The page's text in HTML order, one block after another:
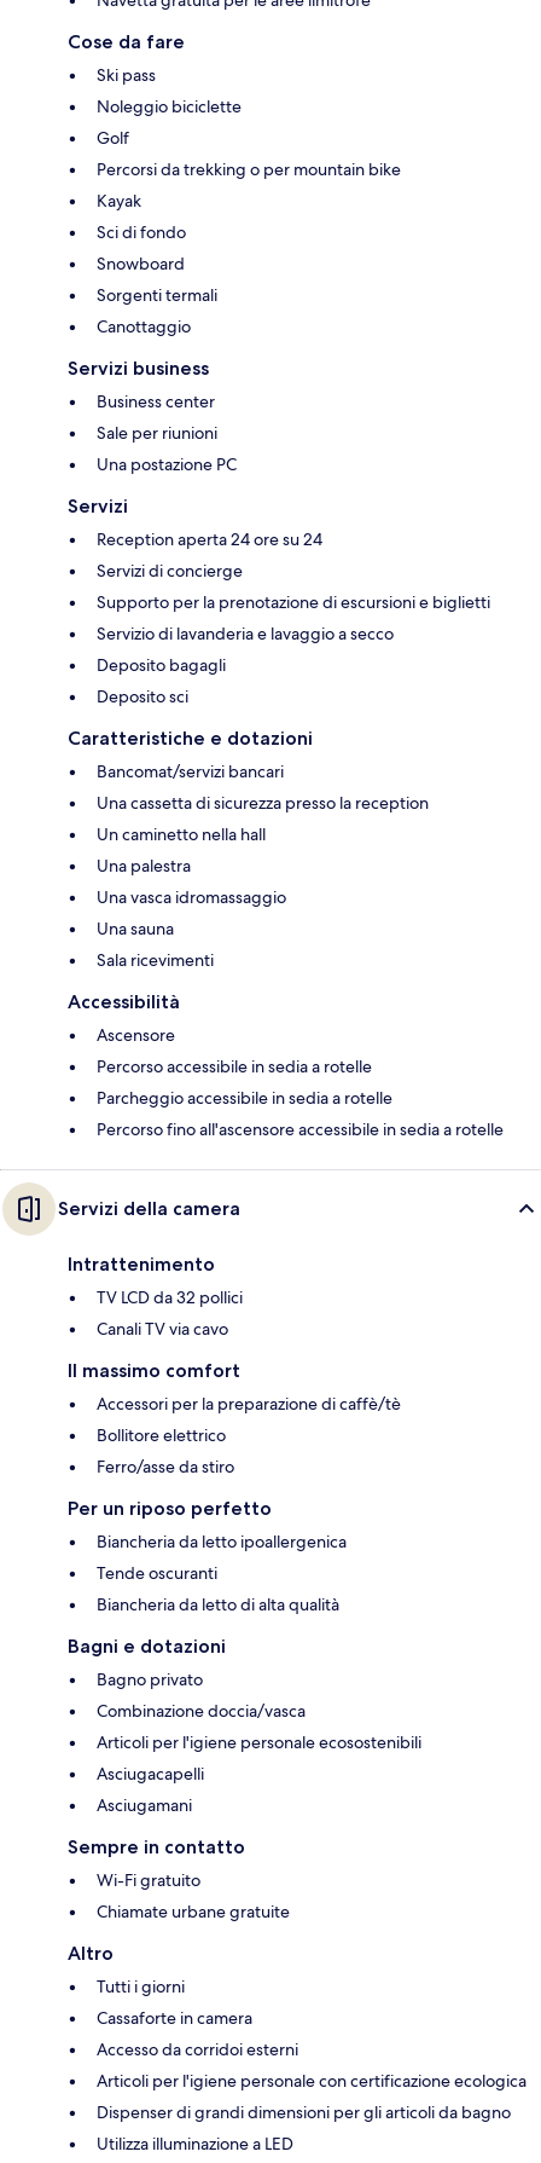
Cose da fare
Ski pass
Noleggio biciclette
Golf
Percorsi da trekking o per mountain bike
Kayak
Sci di fondo
Snowboard
Sorgenti termali
Canottaggio
Servizi business
Business center
Sale per riunioni
Una postazione PC
Servizi
Reception aperta 24 ore su 24
Servizi di concierge
Supporto per la prenotazione di escursioni e biglietti
Servizio di lavanderia e lavaggio a secco
Deposito bagagli
Deposito sci
Caratteristiche e dotazioni
Bancomat/servizi bancari
Una cassetta di sicurezza presso la reception
Un caminetto nella hall
Una palestra
Una vasca idromassaggio
Una sauna
Sala ricevimenti
Accessibilità
Ascensore
Percorso accessibile in sedia a rotelle
Parcheggio accessibile in sedia a rotelle
Percorso fino all'ascensore accessibile in sedia a rotelle
Servizi della camera
Intrattenimento
TV LCD da 32 pollici
Canali TV via cavo
Il massimo comfort
Accessori per la preparazione di caffè/tè
Bollitore elettrico
Ferro/asse da stiro
Per un riposo perfetto
Biancheria da letto ipoallergenica
Tende oscuranti
Biancheria da letto di alta qualità
Bagni e dotazioni
Bagno privato
Combinazione doccia/vasca
Articoli per l'igiene personale ecosostenibili
Asciugacapelli
Asciugamani
Sempre in contatto
Wi-Fi gratuito
Chiamate urbane gratuite
Altro
Tutti i giorni
Cassaforte in camera
Accesso da corridoi esterni
Articoli per l'igiene personale con certificazione ecologica
Dispenser di grandi dimensioni per gli articoli da bagno
Utilizza illuminazione a LED